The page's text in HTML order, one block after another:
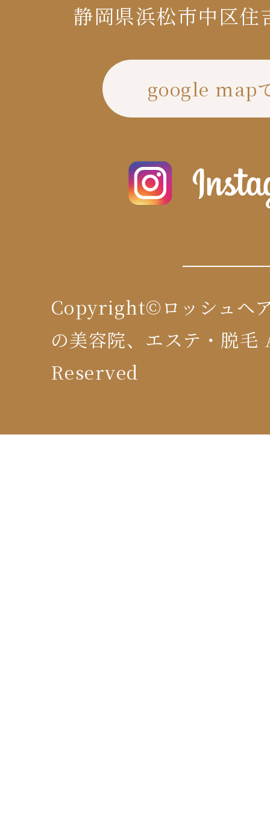
静岡県浜松市中区
google map
Copyright©ロッシュヘ
の美容院、エステ・脱
Reserved